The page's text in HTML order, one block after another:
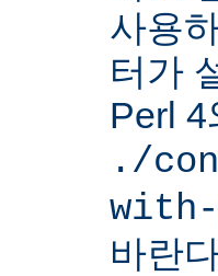
사용
터가
Perl 4
./
바란